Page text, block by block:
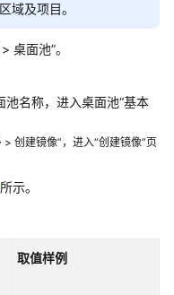
域及项目。
桌面池”。
名称，进入桌面池“基本
创建镜像”，进入“创建镜像”页
所示。
取值样例